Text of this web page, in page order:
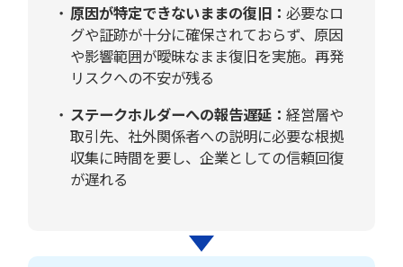
原因が特定できないままの復旧：必要なロ
グや証跡が十分に確保されておらず、原因
や影響範囲が曖昧なまま復旧を実施。再発
リスクへの不安が残る
ステークホルダーへの報告遅延：経営層や
取引先、社外関係者への説明に必要な根拠
収集に時間を要し、企業としての信頼回復
が遅れる